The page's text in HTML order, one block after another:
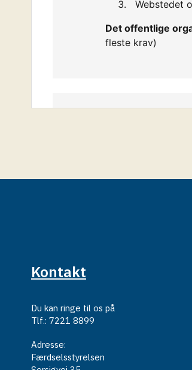
Kontakt
Du kan ringe til os på
Tlf.: 7221 8899
Adresse:
Færdselsstyrelsen